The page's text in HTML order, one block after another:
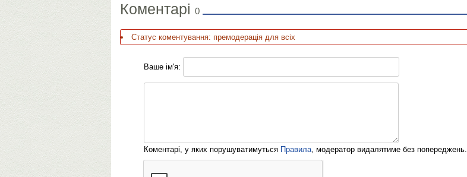
Коментарі 0
Статус коментування: премодерація для всіх
Ваше ім'я:
Коментарі, у яких порушуватимуться Правила, модератор видалятиме без попереджень.